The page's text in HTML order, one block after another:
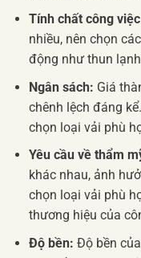
Tính chất công
nhiều, nên chọn
động như thun
Ngân sách: Giá
chênh lệch đáng
chọn loại vải phù
Yêu cầu về thẩm
khác nhau, ảnh
chọn loại vải phù
thương hiệu của
Độ bền: Độ bền